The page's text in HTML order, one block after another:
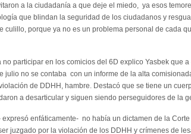
a la ciudadanía a que deje el miedo, ya esos
que blindan la seguridad de los ciudadanos y
culillo, porque ya no es un problema personal de cada
no participar en los comicios del 6D explico Yasbek que
julio no se contaba con un informe de la alta
de DDHH, hambre. Destacó que se tiene un
a desarticular y siguen siendo perseguidores de la
expresó enfáticamente- no había un dictamen de la
juzgado por la violación de los DDHH y crímenes de